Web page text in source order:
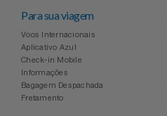
Para sua viagem
Voos Internacionais
Aplicativo Azul
Check-in Mobile
Informações
Bagagem Despachada
Fretamento